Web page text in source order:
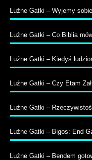
Luźne Gatki – Wyjemy
Luźne Gatki – Co Biblia
Luźne Gatki – Kiedyś
Luźne Gatki – Czy Etam
Luźne Gatki –
Luźne Gatki – Bigos: End
Luźne Gatki – Bendem